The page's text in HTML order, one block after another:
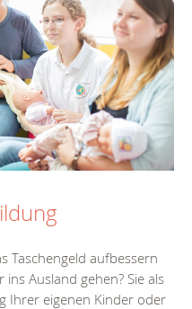
Taschengeld aufbessern
Ausland gehen? Sie als
Ihrer eigenen Kinder oder